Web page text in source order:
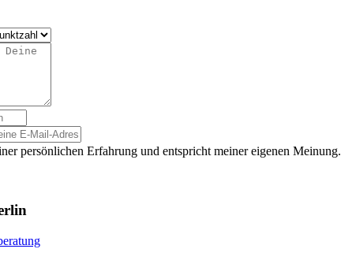
persönlichen Erfahrung und entspricht meiner eigenen Meinung.